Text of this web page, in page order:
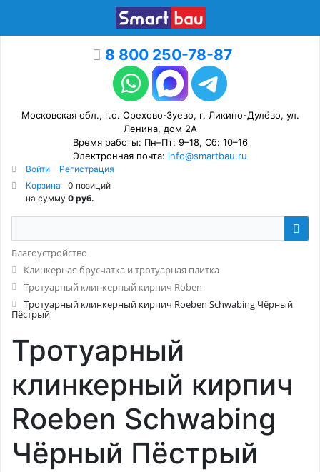
8 800 250-78-87
Московская обл., г.о. Орехово-Зуево, г. Ликино-Дулёво, ул.
Ленина, дом 2А
Время работы: Пн–Пт: 9–18, Сб: 10–16
Электронная почта: info@smartbau.ru
Войти
Регистрация
Корзина
0 позиций
на сумму 0 руб.
Благоустройство
Клинкерная брусчатка и тротуарная плитка
Тротуарный клинкерный кирпич Roben
Тротуарный клинкерный кирпич Roeben Schwabing Чёрный
Пёстрый
Тротуарный
клинкерный кирпич
Roeben Schwabing
Чёрный Пёстрый